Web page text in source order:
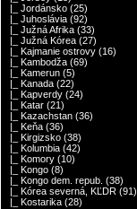
|_ Jordánsko (25)
|_ Juhoslávia (92)
|_ Južná Afrika (33)
|_ Južná Kórea (27)
|_ Kajmanie ostrovy (16)
|_ Kambodža (69)
|_ Kamerun (5)
|_ Kanada (22)
|_ Kapverdy (24)
|_ Katar (21)
|_ Kazachstan (36)
|_ Keňa (36)
|_ Kirgizsko (38)
|_ Kolumbia (42)
|_ Komory (10)
|_ Kongo (8)
|_ Kongo dem. repub. (38)
|_ Kórea severná, KĽDR (91)
|_ Kostarika (28)